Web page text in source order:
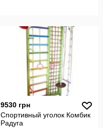
9530 грн
Спортивный уголок Комбик
Радуга